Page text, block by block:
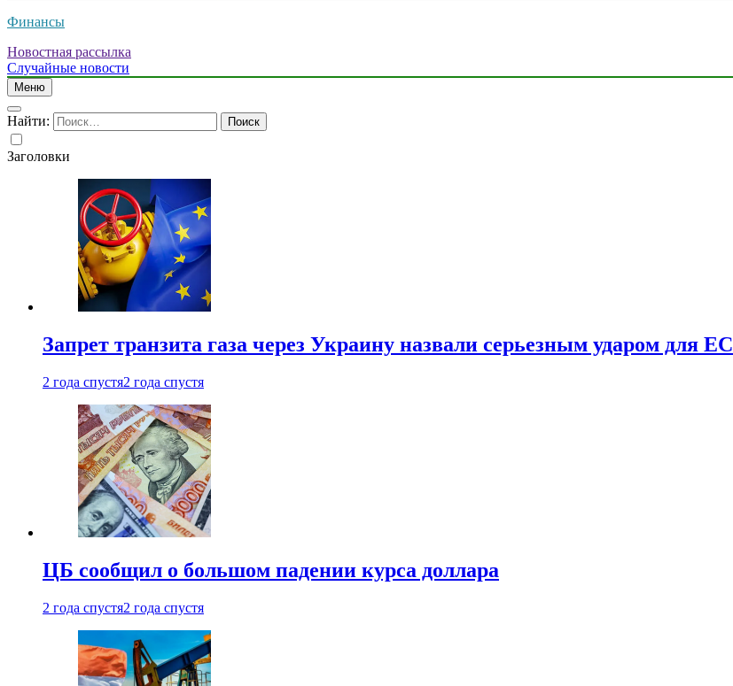
Финансы
Новостная рассылка
Случайные новости
Меню
Найти:
Заголовки
Запрет транзита газа через Украину назвали серьезным ударом для ЕС
2 года спустя2 года спустя
ЦБ сообщил о большом падении курса доллара
2 года спустя2 года спустя